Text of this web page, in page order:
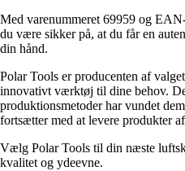
Med varenummeret 69959 og
du være sikker på, at du får en
din hånd.
Polar Tools er producenten af
innovativt værktøj til dine behov.
produktionsmetoder har vundet
fortsætter med at levere produkter
Vælg Polar Tools til din næste
kvalitet og ydeevne.